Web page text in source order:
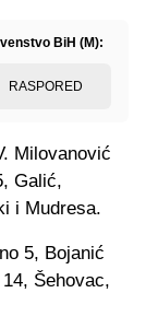
BiH (M):
RASPORED
Milovanović
Galić,
i Mudresa.
5, Bojanić
Šehovac,